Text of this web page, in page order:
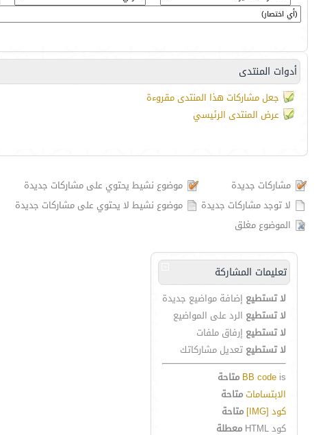
أدوات المنتدى
جعل مشاركات هذا المنتدى مقروءة
عرض المنتدى الرئيسي
مشاركات جديدة
موضوع نشيط يحتوي على مشاركات جديدة
لا توجد مشاركات جديدة
موضوع نشيط لا يحتوي على مشاركات جديدة
الموضوع مغلق
تعليمات المشاركة
لا تستطيع إضافة مواضيع جديدة
لا تستطيع الرد على المواضيع
لا تستطيع إرفاق ملفات
لا تستطيع تعديل مشاركاتك
BB code is
متاحة
الابتساماتمتاحة
كود [IMG]
متاحة
كود HTML
معطلة